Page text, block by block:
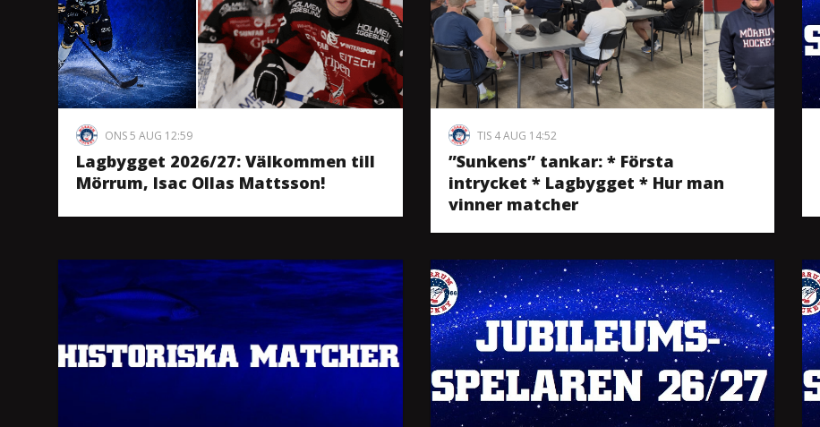
ONS 5 AUG 12:59
Lagbygget 2026/27: Välkommen till
Mörrum, Isac Ollas Mattsson!
TIS 4 AUG 14:52
”Sunkens” tankar: * Första
intrycket * Lagbygget * Hur man
vinner matcher